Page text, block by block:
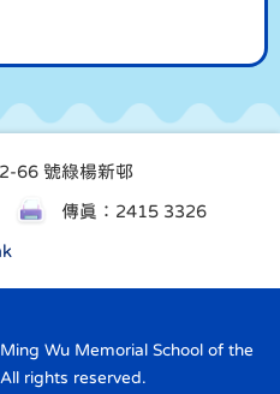
66 號綠楊新邨
傳真：2415 3326
Wu Memorial School of the
rights reserved.